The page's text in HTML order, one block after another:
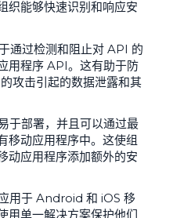
织能够快速识别和响应安
通过检测和阻止对 API 的
用程序 API。这有助于防
攻击引起的数据泄露和其
于部署，并且可以通过最
移动应用程序中。这使组
动应用程序添加额外的安
用于 Android 和 iOS 移
用单一解决方案保护他们